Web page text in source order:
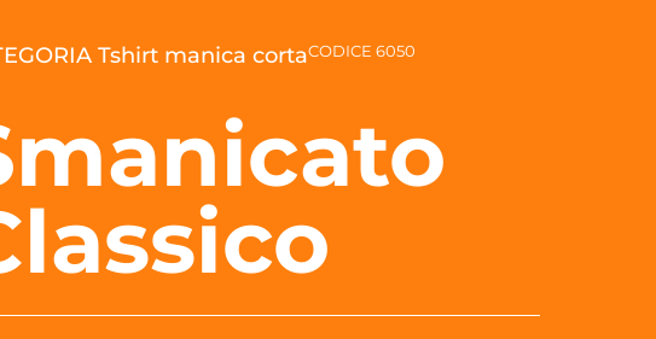
Tshirt manica cortaCODICE 6050